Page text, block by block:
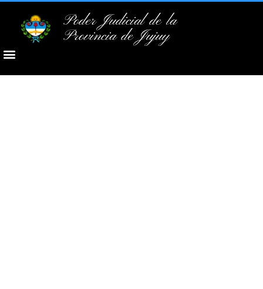
Poder Judicial de la
Provincia de Jujuy